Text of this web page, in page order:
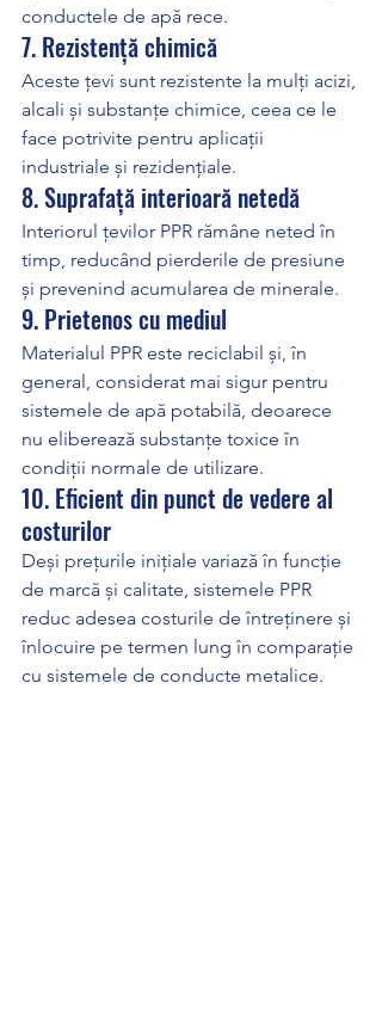
conductele de apă rece.
7. Rezistență chimică
Aceste țevi sunt rezistente la mulți acizi,
alcali și substanțe chimice, ceea ce le
face potrivite pentru aplicații
industriale și rezidențiale.
8. Suprafață interioară netedă
Interiorul țevilor PPR rămâne neted în
timp, reducând pierderile de presiune
și prevenind acumularea de minerale.
9. Prietenos cu mediul
Materialul PPR este reciclabil și, în
general, considerat mai sigur pentru
sistemele de apă potabilă, deoarece
nu eliberează substanțe toxice în
condiții normale de utilizare.
10. Eficient din punct de vedere al
costurilor
Deși prețurile inițiale variază în funcție
de marcă și calitate, sistemele PPR
reduc adesea costurile de întreținere și
înlocuire pe termen lung în comparație
cu sistemele de conducte metalice.